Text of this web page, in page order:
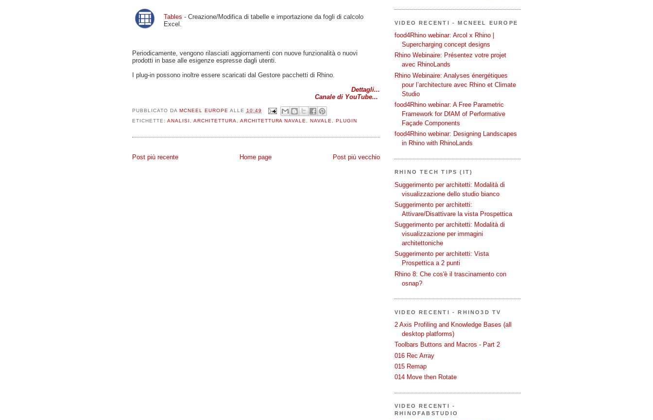
Tables - Creazione/Modifica di tabelle e importazione da fogli di calcolo
Excel.
Periodicamente, vengono rilasciati aggiornamenti con nuove funzionalità o nuovi
prodotti in base alle esigenze espresse dagli utenti.
I plug-in possono inoltre essere scaricati dal Gestore pacchetti di Rhino.
Dettagli...
Canale di YouTube...
PUBBLICATO DA MCNEEL EUROPE ALLE
10:49
ETICHETTE: ANALISI , ARCHITETTURA, ARCHITETTURA NAVALE, NAVALE, PLUGIN
Post più recente Post più vecchio
Home page
VIDEO RECENTI - MCNEEL EUROPE
food4Rhino webinar: Arcol x Rhino |
Supercharging concept designs
Rhino Webinaire: Présentez votre projet
avec RhinoLands
Rhino Webinaire: Analyses énergétiques
pour l’architecture avec Rhino et Climate
Studio
food4Rhino webinar: A Free Parametric
Framework for DfAM of Performative
Façade Components
food4Rhino webinar: Designing Landscapes
in Rhino with RhinoLands
RHINO TECH TIPS (IT)
Suggerimento per architetti: Modalità di
visualizzazione dello studio bianco
Suggerimento per architetti:
Attivare/Disattivare la vista Prospettica
Suggerimento per architetti: Modalità di
visualizzazione per immagini
architettoniche
Suggerimento per architetti: Vista
Prospettica a 2 punti
Rhino 8: Che cos'è il trascinamento con
osnap?
VIDEO RECENTI - RHINO3D TV
2 Axis Profiling and Knowledge Bases (all
desktop platforms)
Toolbars Buttons and Macros - Part 2
016 Rec Array
015 Remap
014 Move then Rotate
VIDEO RECENTI -
RHINOFABSTUDIO